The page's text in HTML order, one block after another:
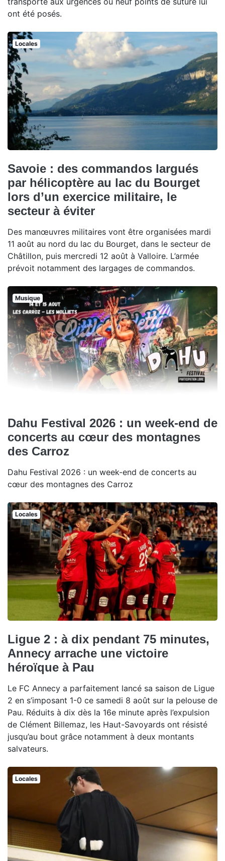
ont été posés.
Locales
Savoie : des commandos largués
par hélicoptère au lac du Bourget
lors d’un exercice militaire, le
secteur à éviter
Des manœuvres militaires vont être organisées mardi
11 août au nord du lac du Bourget, dans le secteur de
Châtillon, puis mercredi 12 août à Valloire. L’armée
prévoit notamment des largages de commandos.
Musique
Dahu Festival 2026 : un week-end de
concerts au cœur des montagnes
des Carroz
Dahu Festival 2026 : un week-end de concerts au
cœur des montagnes des Carroz
Locales
Ligue 2 : à dix pendant 75 minutes,
Annecy arrache une victoire
héroïque à Pau
Le FC Annecy a parfaitement lancé sa saison de Ligue
2 en s’imposant 1-0 ce samedi 8 août sur la pelouse de
Pau. Réduits à dix dès la 16e minute après l’expulsion
de Clément Billemaz, les Haut-Savoyards ont résisté
jusqu’au bout grâce notamment à deux montants
salvateurs.
Locales